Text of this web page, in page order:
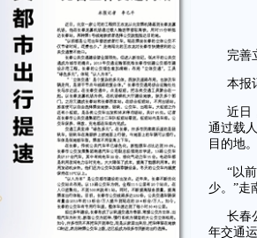
完善
本报
近日
通过载
目的地。
“以
少。”走
长春
年交通